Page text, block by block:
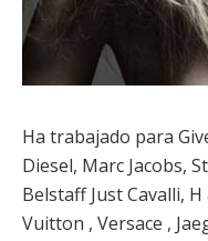
Ha trabajado para
Diesel, Marc Jacobs,
Belstaff Just Cavalli,
Vuitton , Versace ,